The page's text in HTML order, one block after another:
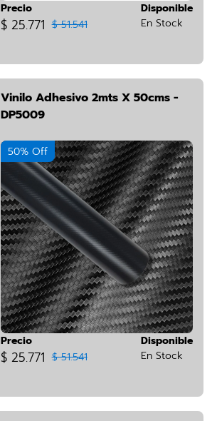
Precio
$ 25.771 $ 51.541
Disponible
En Stock
Vinilo Adhesivo 2mts X 50cms -
DP5009
50% Off
Precio
$ 25.771 $ 51.541
Disponible
En Stock